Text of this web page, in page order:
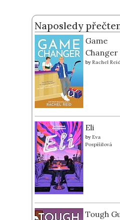
Naposledy
Game
Changer
by Rachel
Eli
by Eva
Pospíšilová
Tough